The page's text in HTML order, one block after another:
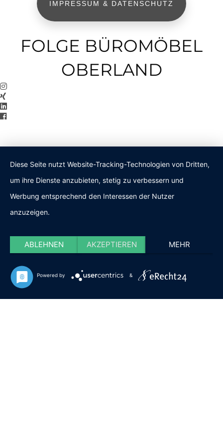
IMPRESSUM & DATENSCHUTZ
FOLGE BÜROMÖBEL
OBERLAND
Diese Seite nutzt Website-Tracking-Technologien von Dritten,
um ihre Dienste anzubieten, stetig zu verbessern und
Werbung entsprechend den Interessen der Nutzer
anzuzeigen.
ABLEHNEN AKZEPTIEREN MEHR
Powered by &